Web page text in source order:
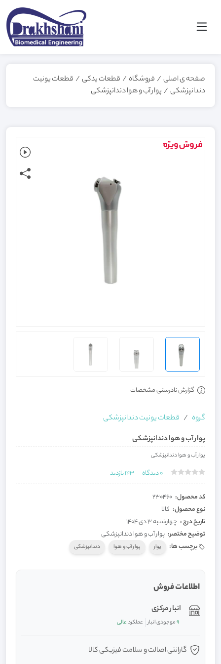
صفحه ی اصلی / فروشگاه / قطعات یدکی / قطعات یونیت
دندانپزشکی / پوار آب و هوا دندانپزشکی
گزارش نادرستی مشخصات
گروه
قطعات یونیت دندانپزشکی
پوار آب و هوا دندانپزشکی
پوار آب و هوا دندانپزشکی
0دیدگاه 143بازدید
کد محصول: 230460
نوع محصول: کالا
تاریخ درج : چهارشنبه 3 دی 1404
توضیح مختصر: پوار آب و هوا دندانپزشکی
برچسب ها:
پوار پوار آب و هوا دندانپزشکی
اطلاعات فروش
انبار مرکزی
9موجودی انبار عملکردعالی
گارانتی اصالت و سلامت فیزیکی کالا